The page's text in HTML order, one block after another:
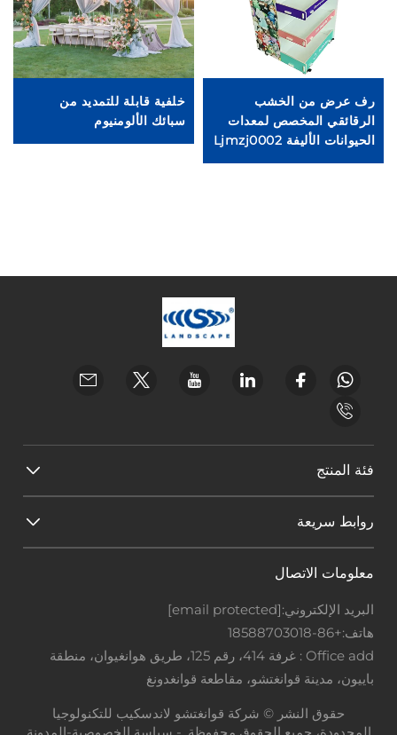
رف عرض من الخشب
الرقائقي المخصص لمعدات
الحيوانات الأليفة Ljmzj0002
خلفية قابلة للتمديد من
سبائك الألومنيوم
فئة المنتج
روابط سريعة
معلومات الاتصال
البريد الإلكتروني:[email protected]
هاتف:+86-18588703018
Office add : غرفة 414، رقم 125، طريق هوانغيوان، منطقة
باييون، مدينة قوانغتشو، مقاطعة قوانغدونغ
حقوق النشر © شركة قوانغتشو لاندسكيب للتكنولوجيا